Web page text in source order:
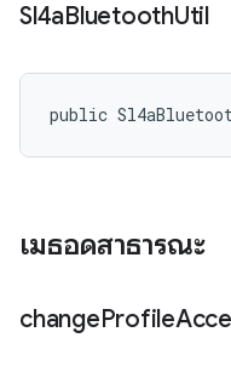
Sl4aBluetoothUtil
public
เมธอดสาธารณะ
changeProfile